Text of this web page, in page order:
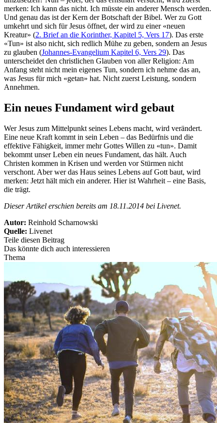
merken: Ich kann das nicht. Ich müsste ein anderer Mensch werden.
Und genau das ist der Kern der Botschaft der Bibel. Wer zu Gott
umkehrt und sich für Jesus öffnet, der wird zu einer «neuen
Kreatur» (2. Brief an die Korinther, Kapitel 5, Vers 17). Das erste
«Tun» ist also nicht, sich redlich Mühe zu geben, sondern an Jesus
zu glauben (Johannes-Evangelium Kapitel 6, Vers 29). Das
unterscheidet den christlichen Glauben von aller Religion: Am
Anfang steht nicht mein eigenes Tun, sondern ich nehme das an,
was Jesus für mich «getan» hat. Nicht zuerst Leistung, sondern
Annehmen.
Ein neues Fundament wird gebaut
Wer Jesus zum Mittelpunkt seines Lebens macht, wird verändert.
Eine neue Kraft kommt in sein Leben – das Bedürfnis und die
effektive Fähigkeit, immer mehr Gottes Willen zu «tun». Damit
bekommt unser Leben ein neues Fundament, das hält. Auch
Christen kommen in Krisen und werden vor Stürmen nicht
verschont. Aber wer das Haus seines Lebens auf Gott baut, wird
merken: Jetzt hält mich ein anderer. Hier ist Wahrheit – eine Basis,
die trägt.
Dieser Artikel erschien bereits am 18.11.2014 bei Livenet.
Autor: Reinhold Scharnowski
Quelle: Livenet
Teile diesen Beitrag
Das könnte dich auch interessieren
Thema